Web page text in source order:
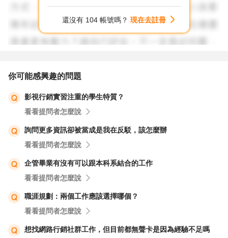
● 提高客戶滿意度, 準時出貨, 提升品質
如果說沒有工作經驗, 或工作經驗很短， 我會建議列出以下
● 社團幹部
● 打工經驗
● 活動經驗
● 比賽經驗
【自傳建議格式】
我是ＸＸＸ, 具有？年＿＿XXX經驗, 執行過ＡＢＣ專案, 擅
長工具＿＿＿, 工作風格＿＿＿。
我希望能在＿＿產業, 擔任＿＿職務。
還沒有 104 帳號嗎？ 現在去註冊
你可能感興趣的問題
影視行銷實習注重的學生特質？
看看提問者怎麼說
詢問更多資訊卻被當成是我在反駁，該怎麼辦
看看提問者怎麼說
企管畢業有沒有可以跟本科系結合的工作
看看提問者怎麼說
職涯規劃：兩個工作應該選擇哪個？
看看提問者怎麼說
想找網路行銷社群工作，但目前都無聲卡是因為經驗不足嗎